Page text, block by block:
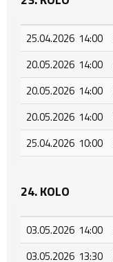
25.04.2026 14:00
20.05.2026 14:00
20.05.2026 14:00
20.05.2026 14:00
25.04.2026 10:00
24. KOLO
03.05.2026 14:00
03.05.2026 13:30